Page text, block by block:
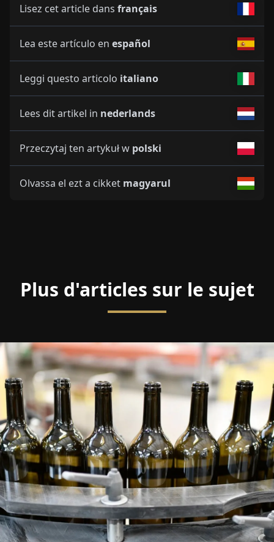
Lisez cet article dans français
Lea este artículo en español
Leggi questo articolo italiano
Lees dit artikel in nederlands
Przeczytaj ten artykuł w polski
Olvassa el ezt a cikket magyarul
Plus d'articles sur le sujet